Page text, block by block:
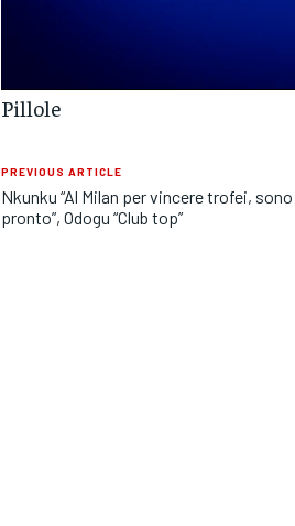
Pillole
PREVIOUS ARTICLE
Nkunku “Al Milan per vincere trofei, sono
pronto”, Odogu “Club top”